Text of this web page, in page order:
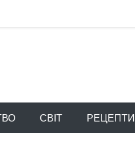
СВІТ РЕЦЕПТИ